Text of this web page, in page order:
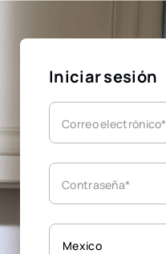
Iniciar sesión
Correo electrónico*
Contraseña*
Mexico